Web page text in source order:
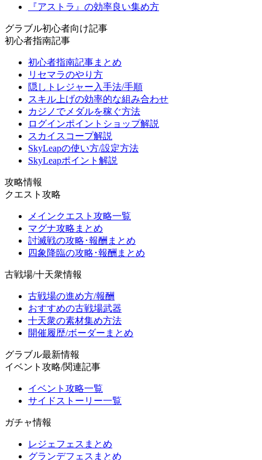
『アストラ』の効率良い集め方
グラブル初心者向け記事
初心者指南記事
初心者指南記事まとめ
リセマラのやり方
隠しトレジャー入手法/手順
スキル上げの効率的な組み合わせ
カジノでメダルを稼ぐ方法
ログインポイントショップ解説
スカイスコープ解説
SkyLeapの使い方/設定方法
SkyLeapポイント解説
攻略情報
クエスト攻略
メインクエスト攻略一覧
マグナ攻略まとめ
討滅戦の攻略･報酬まとめ
四象降臨の攻略･報酬まとめ
古戦場/十天衆情報
古戦場の進め方/報酬
おすすめの古戦場武器
十天衆の素材集め方法
開催履歴/ボーダーまとめ
グラブル最新情報
イベント攻略/関連記事
イベント攻略一覧
サイドストーリー一覧
ガチャ情報
レジェフェスまとめ
グランデフェスまとめ